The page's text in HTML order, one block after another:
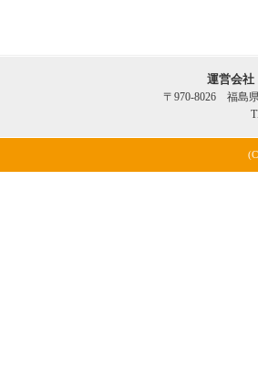
運営会
〒970-8026 福島